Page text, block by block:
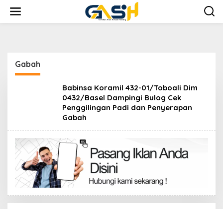
konten
Gabah
Babinsa Koramil 432-01/Toboali Dim
0432/Basel Dampingi Bulog Cek
Penggilingan Padi dan Penyerapan
Gabah